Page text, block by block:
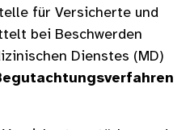
für Versicherte und
bei Beschwerden
Dienstes (MD)